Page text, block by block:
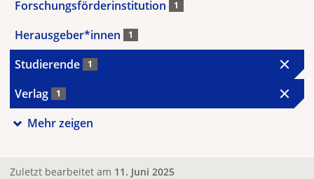
Forschungsförderinstitution 1
Herausgeber*innen 1
Studierende 1
Verlag 1
Mehr zeigen
Zuletzt bearbeitet am 11. Juni 2025